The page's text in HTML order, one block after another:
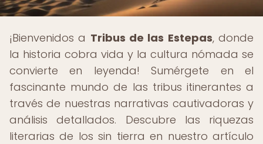
¡Bienvenidos a Tribus de las Estepas, donde
la historia cobra vida y la cultura nómada se
convierte en leyenda! Sumérgete en el
fascinante mundo de las tribus itinerantes a
través de nuestras narrativas cautivadoras y
análisis detallados. Descubre las riquezas
literarias de los sin tierra en nuestro artículo